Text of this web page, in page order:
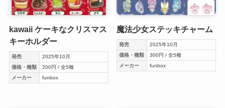
kawaii ケーキなクリスマス
キーホルダー
発売
2025年10月
価格・種類
200円 / 全5種
メーカー
funbox
魔法少女ステッキチャーム
発売
2025年10月
価格・種類
300円 / 全5種
メーカー
funbox